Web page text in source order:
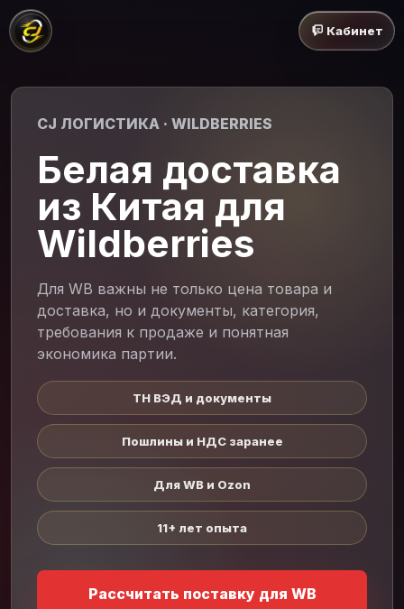
Кабинет
CJ ЛОГИСТИКА · WILDBERRIES
Белая доставка
из Китая для
Wildberries
Для WB важны не только цена товара и
доставка, но и документы, категория,
требования к продаже и понятная
экономика партии.
ТН ВЭД и документы
Пошлины и НДС заранее
Для WB и Ozon
11+ лет опыта
Рассчитать поставку для WB